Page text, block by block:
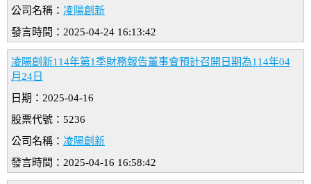
公司名稱： 凌陽創新
發言時間：2025-04-24 16:13:42
凌陽創新114年第1季財務報告董事會預計召開日期為114年04
月24日
日期：2025-04-16
股票代號：5236
公司名稱： 凌陽創新
發言時間：2025-04-16 16:58:42